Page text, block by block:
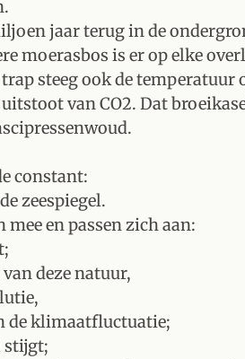
jaar terug in de
moerasbos is er op elke
steeg ook de temperatuur
van CO2. Dat
constant:
zeespiegel.
en passen zich aan:
deze natuur,
de klimaatfluctuatie;
stijgt;